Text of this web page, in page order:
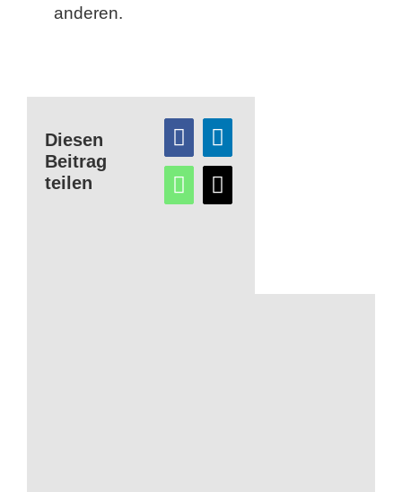
anderen.
Diesen
Beitrag
teilen